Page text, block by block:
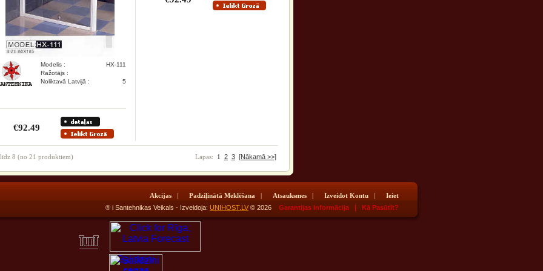
Modelis :
HX-111
Ražotājs :
Noliktavā Latvijā :
5
€92.49
līdz 8 (no 21 produktiem) Lapas: 1 2 3 [Nākamā >>]
Akcijas | Padziļinātā Meklēšana | Atsauksmes | Izveidot Kontu |
Ieiet
® i Santehnikas Veikals - Izveidoja: UNIHOST.LV © 2026 Garantijas Informācija | Kā Pasūtīt?
Salidzini